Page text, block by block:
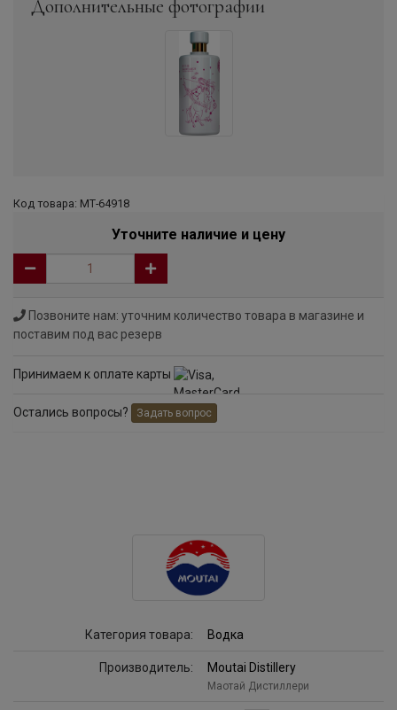
Дополнительные фотографии
Код товара: МТ-64918
Уточните наличие и цену
Позвоните нам: уточним количество товара в магазине и
поставим под вас резерв
Принимаем к оплате карты
Остались вопросы? Задать вопрос
Категория товара: Водка
Производитель: Moutai Distillery
Маотай Дистиллери